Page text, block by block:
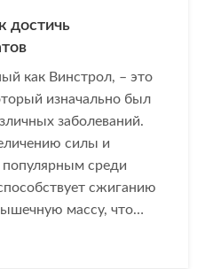
достичь
как Винстрол, – это
изначально был
заболеваний.
силы и
популярным среди
сжиганию
массу, что…